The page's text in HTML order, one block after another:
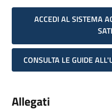
ACCEDI AL SISTEMA
CONSULTA LE GUIDE
Allegati